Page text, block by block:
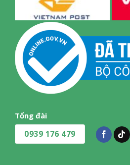
Tổng đài
0939 176 479